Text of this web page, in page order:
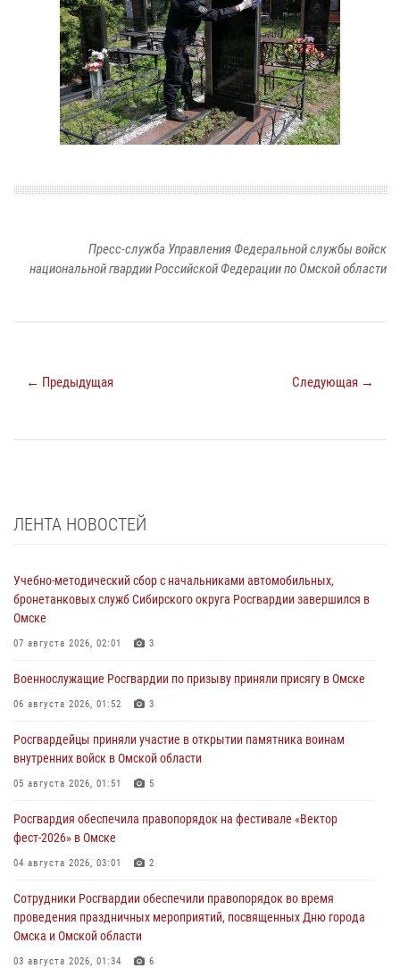
Пресс-служба Управления Федеральной службы войск
национальной гвардии Российской Федерации по Омской области
← Предыдущая Следующая →
ЛЕНТА НОВОСТЕЙ
Учебно-методический сбор с начальниками автомобильных,
бронетанковых служб Сибирского округа Росгвардии завершился в
Омске
07 августа 2026, 02:01 3
Военнослужащие Росгвардии по призыву приняли присягу в Омске
06 августа 2026, 01:52 3
Росгвардейцы приняли участие в открытии памятника воинам
внутренних войск в Омской области
05 августа 2026, 01:51 5
Росгвардия обеспечила правопорядок на фестивале «Вектор
фест-2026» в Омске
04 августа 2026, 03:01 2
Сотрудники Росгвардии обеспечили правопорядок во время
проведения праздничных мероприятий, посвященных Дню города
Омска и Омской области
03 августа 2026, 01:34 6